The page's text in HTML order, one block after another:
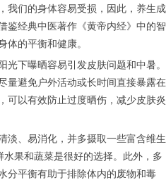
我们的身体容易受损，因此，养生成
鉴经典中医著作《黄帝内经》中的智
体的平衡和健康。
光下曝晒容易引发皮肤问题和中暑。
量避免户外活动或长时间直接暴露在
可以有效防止过度晒伤，减少皮肤炎
淡、易消化，并多摄取一些富含维生
果和蔬菜是很好的选择。此外，多
分平衡有助于排除体内的废物和毒